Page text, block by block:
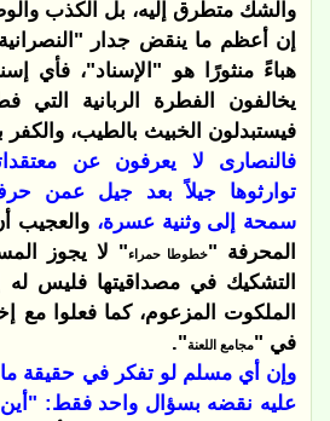
والشك متطرق إليه، بل الكذب
إن أعظم ما ينقض جدار
هباءً منثورًا هو "الإسناد"، فأي
يخالفون الفطرة الربانية التي
فيستبدلون الخبيث بالطيب، والكفر
فالنصارى لا يعرفون عن
توارثوها جيلاً بعد جيل عمن
سمحة إلى وثنية عسرة، والعجيب
المحرفة "خطوطا حمراء" لا يجوز
التشكيك في مصداقيتها فليس له
الملكوت المزعوم، كما فعلوا مع
في "مجامع اللعنة".
وإن أي مسلم لو تفكر في حقيقة
عليه نقضه بسؤال واحد فقط: "أين